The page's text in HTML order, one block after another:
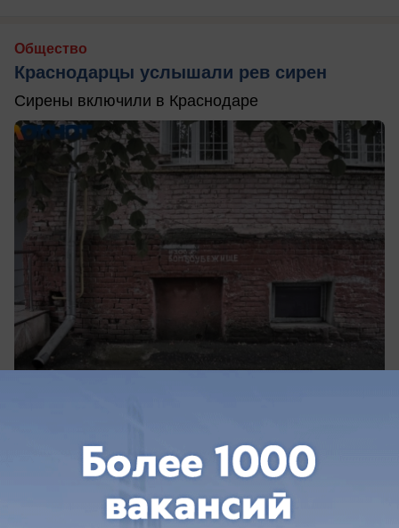
Общество
Краснодарцы услышали рев сирен
Сирены включили в Краснодаре
Под Краснодаром обломки дрона
пробили хозпостройку и выбили окна в